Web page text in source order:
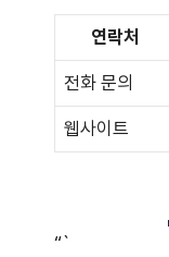
연락처
전화 문의
웹사이트
“`